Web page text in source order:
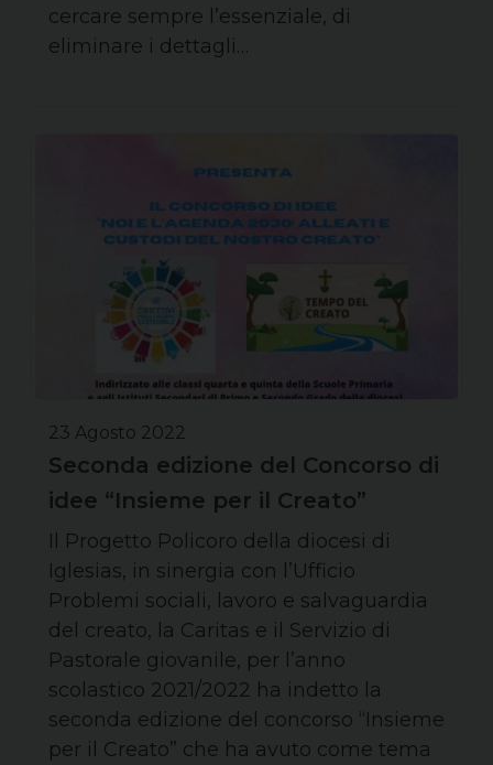
cercare sempre l’essenziale, di
eliminare i dettagli…
23 Agosto 2022
Seconda edizione del Concorso di
idee “Insieme per il Creato”
Il Progetto Policoro della diocesi di
Iglesias, in sinergia con l’Ufficio
Problemi sociali, lavoro e salvaguardia
del creato, la Caritas e il Servizio di
Pastorale giovanile, per l’anno
scolastico 2021/2022 ha indetto la
seconda edizione del concorso “Insieme
per il Creato” che ha avuto come tema